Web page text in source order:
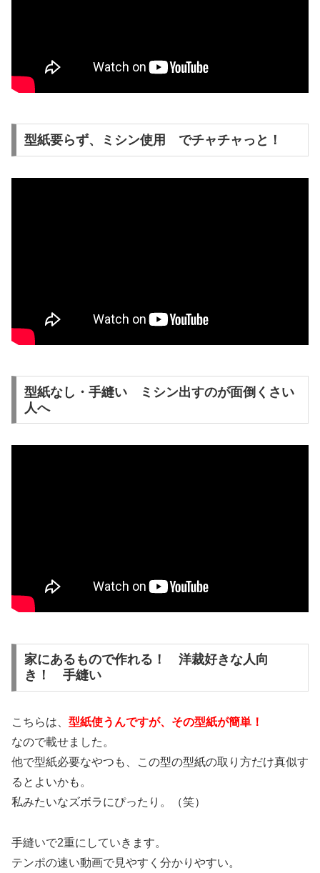
型紙要らず、ミシン使用 でチャチャっと！
型紙なし・手縫い ミシン出すのが面倒くさい
人へ
家にあるもので作れる！ 洋裁好きな人向
き！ 手縫い
こちらは、 型紙使うんですが、その型紙が簡単！
なので載せました。
他で型紙必要なやつも、この型の型紙の取り方だけ真似す
るとよいかも。
私みたいなズボラにぴったり。（笑）
手縫いで2重にしていきます。
テンポの速い動画で見やすく分かりやすい。